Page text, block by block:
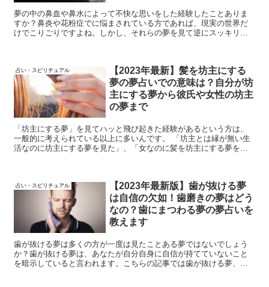
夢の中の鼻血や鼻水によって不快な思いをした経験したことありま
すか？鼻炎や花粉症でに悩まされている方であれば、現実の世界だ
けでこりごりですよね。しかし、それらの夢を見て逆にスッキリし
占い・スピリチュアル
【2023年最新】髪を坊主にする
夢の夢占いでの意味は？自分が坊
主にする夢から彼氏や女性の坊主
の夢まで
「坊主にする夢」を見てハッと飛び起きた経験があるという方は、
一般的に考えられている以上に多いんです。 「坊主とは縁が無い生
活なのに坊主にする夢を見た」、「女なのに髪を坊主にする夢を見
占い・スピリチュアル
【2023年最新版】歯が抜ける夢
は自信の欠如！歯磨きの夢はどう
なの？歯にまつわる夢の夢占いを
教えます
歯が抜ける夢は多くの方が一度は見たことある夢ではないでしょう
か？歯が抜ける夢は、あなたが自分自身に自信が持てていないこと
を暗示していると言われます。こちらの記事では歯が抜ける夢、歯